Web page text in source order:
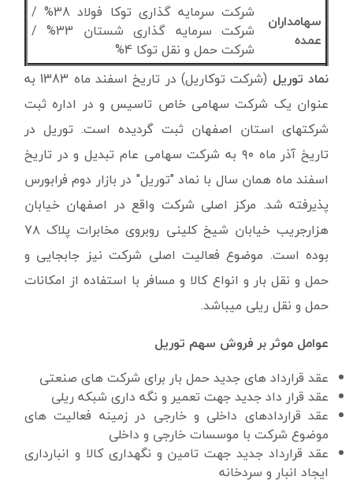
سهامداران
عمده
شرکت سرمایه گذاری توکا فولاد 38% /
شرکت سرمایه گذاری شستان 33% /
شرکت حمل و نقل توکا 4%
نماد توریل
(شرکت توکاریل) در تاریخ اسفند ماه 1383 به
عنوان یک شرکت سهامی خاص تاسیس و در اداره ثبت
شرکتهای استان اصفهان ثبت گردیده است. توریل در
تاریخ آذر ماه ۹۰ به شرکت سهامی عام تبدیل و در تاریخ
اسفند ماه همان سال با نماد "توریل" در بازار دوم فرابورس
پذیرفته شد. مرکز اصلی شرکت واقع در اصفهان خیابان
هزارجریب خیابان شیخ کلینی روبروی مخابرات پلاک ۷۸
بوده است. موضوع فعالیت اصلی شرکت نیز جابجایی و
حمل و نقل بار و انواع کالا و مسافر با استفاده از امکانات
حمل و نقل ریلی میباشد.
عوامل موثر بر فروش سهم توریل
عقد قرارداد های جدید حمل بار برای شرکت های صنعتی
عقد قرار داد جدید جهت تعمیر و نگه داری شبکه ریلی
عقد قراردادهای داخلی و خارجی در زمینه فعالیت های
موضوع شرکت با موسسات خارجی و داخلی
عقد قرارداد جدید جهت تامین و نگهداری کالا و انبارداری
ایجاد انبار و سردخانه